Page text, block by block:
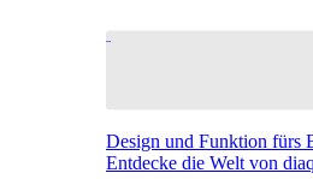
Design und Funktion fürs
Entdecke die Welt von